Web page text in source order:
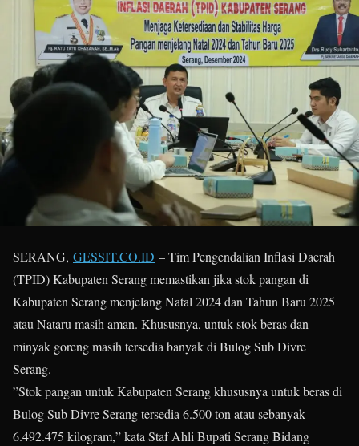
SERANG, GESSIT.CO.ID – Tim Pengendalian Inflasi Daerah
(TPID) Kabupaten Serang memastikan jika stok pangan di
Kabupaten Serang menjelang Natal 2024 dan Tahun Baru 2025
atau Nataru masih aman. Khususnya, untuk stok beras dan
minyak goreng masih tersedia banyak di Bulog Sub Divre
Serang.
”Stok pangan untuk Kabupaten Serang khususnya untuk beras di
Bulog Sub Divre Serang tersedia 6.500 ton atau sebanyak
6.492.475 kilogram,” kata Staf Ahli Bupati Serang Bidang